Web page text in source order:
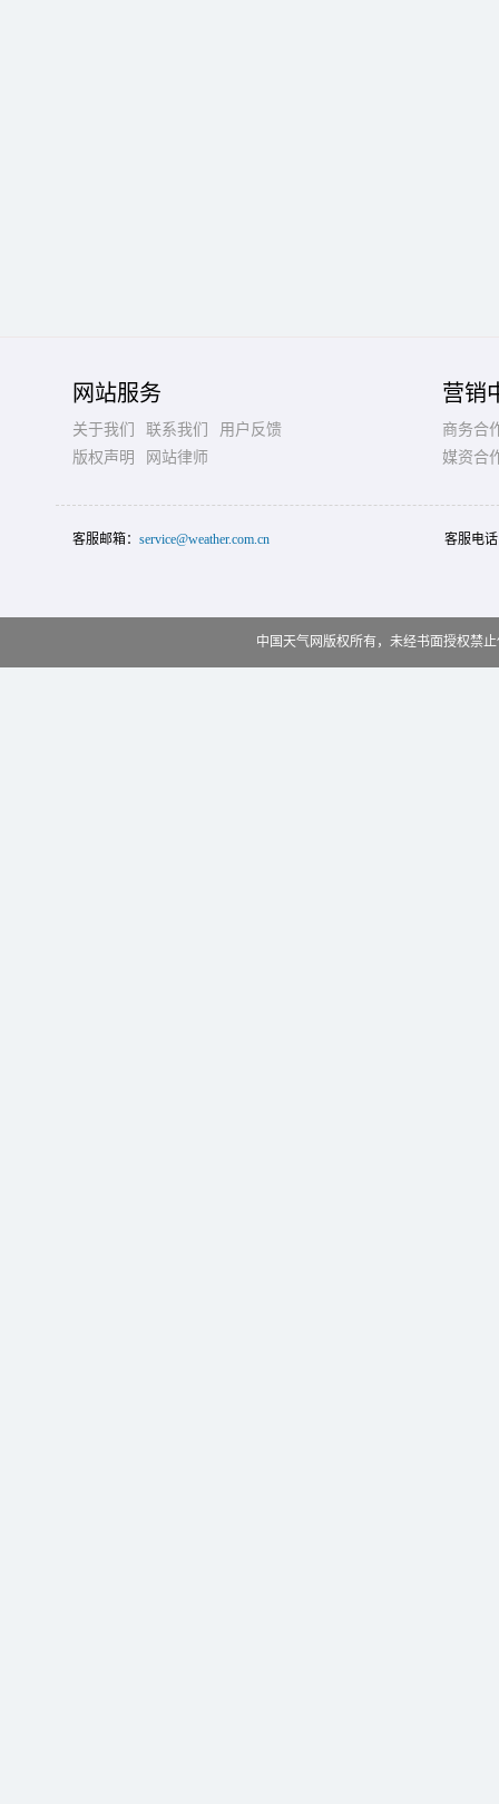
网站服务
关于我们 联系我们
用户反馈
版权声明
网站律师
营销
商务合
媒资合
客服邮箱： service@weather.com.cn 客服电
中国天气网版权所有，未经书面授权